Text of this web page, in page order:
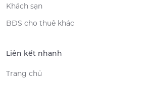
Khách sạn
BĐS cho thuê khác
Liên kết nhanh
Trang chủ